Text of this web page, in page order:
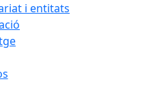
i entitats